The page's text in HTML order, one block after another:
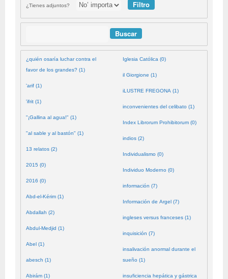
¿Tienes adjuntos?
¿quién osaría luchar contra el
favor de los grandes? (1)
'arif (1)
'ifrit (1)
"¡Gallina al agua!" (1)
"al sable y al bastón" (1)
13 relatos (2)
2015 (0)
2016 (0)
Abd-el-Kérim (1)
Abdallah (2)
Abdul-Medjid (1)
Abel (1)
abesch (1)
Abirám (1)
Iglesia Católica (0)
il Giorgione (1)
iLUSTRE FREGONA (1)
inconvenientes del celibato (1)
Index Librorum Prohibitorum (0)
indios (2)
Individualismo (0)
Individuo Moderno (0)
información (7)
Información de Argel (7)
ingleses versus franceses (1)
inquisición (7)
insalivación anormal durante el
sueño (1)
insuficiencia hepática y gástrica